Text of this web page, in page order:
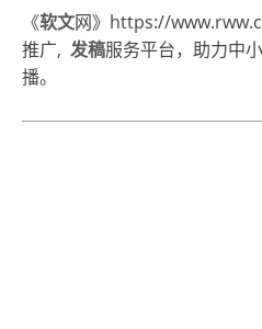
《软文网》https://
推广, 发稿服务平台，助力中
播。